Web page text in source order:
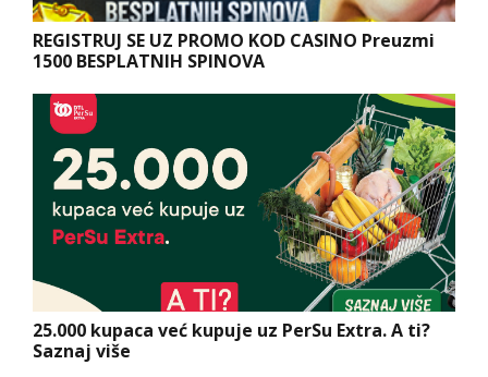
REGISTRUJ SE UZ PROMO KOD CASINO Preuzmi
1500 BESPLATNIH SPINOVA
25.000 kupaca već kupuje uz PerSu Extra. A ti?
Saznaj više